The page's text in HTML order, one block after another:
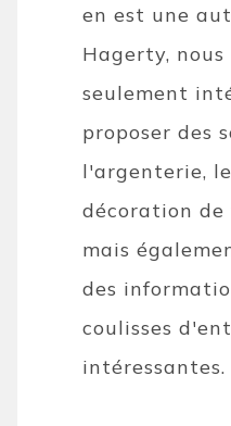
en est une
Hagerty, nous
seulement
proposer des
l'argenterie,
décoration de
mais
des
coulisses
intéressantes.